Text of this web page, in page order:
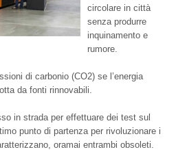
circolare in città
senza produrre
inquinamento e
rumore.
di carbonio (CO2) se l’energia
da fonti rinnovabili.
in strada per effettuare dei test sul
punto di partenza per rivoluzionare i
oramai entrambi obsoleti.